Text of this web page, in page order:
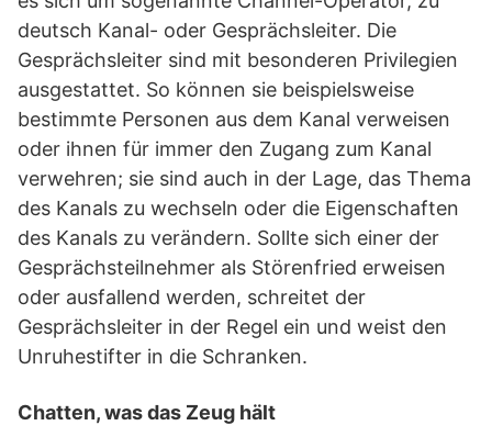
deutsch Kanal- oder Gesprächsleiter. Die
Gesprächsleiter sind mit besonderen Privilegien
ausgestattet. So können sie beispielsweise
bestimmte Personen aus dem Kanal verweisen
oder ihnen für immer den Zugang zum Kanal
verwehren; sie sind auch in der Lage, das Thema
des Kanals zu wechseln oder die Eigenschaften
des Kanals zu verändern. Sollte sich einer der
Gesprächsteilnehmer als Störenfried erweisen
oder ausfallend werden, schreitet der
Gesprächsleiter in der Regel ein und weist den
Unruhestifter in die Schranken.
Chatten, was das Zeug hält